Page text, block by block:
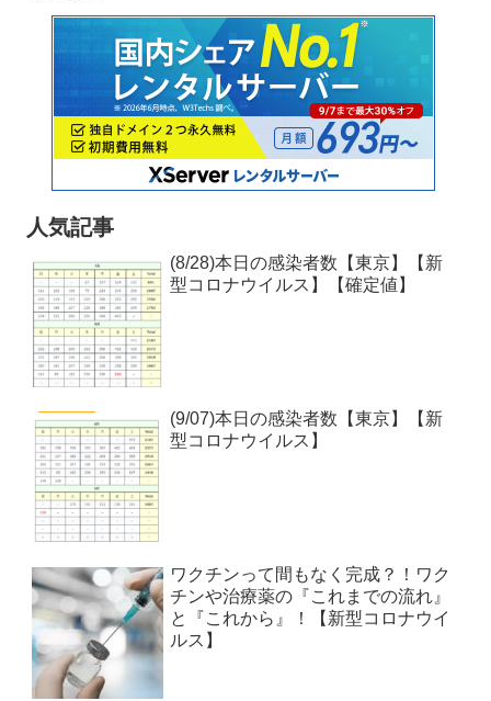
人気記事
(8/28)本日の感染者数【東京】【新
型コロナウイルス】【確定値】
(9/07)本日の感染者数【東京】【新
型コロナウイルス】
ワクチンって間もなく完成？！ワク
チンや治療薬の『これまでの流れ』
と『これから』！【新型コロナウイ
ルス】